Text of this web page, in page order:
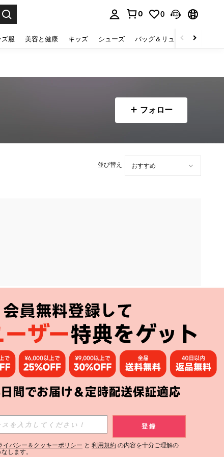
0 0
ズ服 美容と健康 キッズ シューズ バッグ＆リュック
フォロー
並び替え
アプリ
購読
登録する
登録
イバシー＆クッキーポリシー と 利用規約 の内容を十分ご理解の
します。